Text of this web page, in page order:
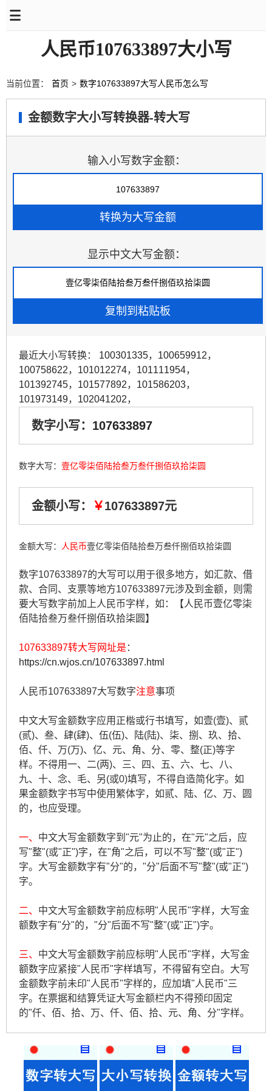
人民币107633897大小写
当前位置： 首页 > 数字107633897大写人民币怎么写
金额数字大小写转换器-转大写
输入小写数字金额：
显示中文大写金额：
最近大小写转换： 100301335， 100659912，
100758622， 101012274， 101111954，
101392745， 101577892， 101586203，
101973149， 102041202，
数字小写： 107633897
数字大写： 壹亿零柒佰陆拾叁万叁仟捌佰玖拾柒圆
金额小写： ￥107633897元
金额大写： 人民币壹亿零柒佰陆拾叁万叁仟捌佰玖拾柒圆
数字107633897的大写可以用于很多地方，如汇款、借
款、合同、支票等地方107633897元涉及到金额，则需
要大写数字前加上人民币字样，如：【人民币壹亿零柒
佰陆拾叁万叁仟捌佰玖拾柒圆】
107633897转大写网址是 ：
https://cn.wjos.cn/107633897.html
人民币107633897大写数字注意事项
中文大写金额数字应用正楷或行书填写，如壹(壹)、贰
(贰)、叁、肆(肆)、伍(伍)、陆(陆)、柒、捌、玖、拾、
佰、仟、万(万)、亿、元、角、分、零、整(正)等字
样。不得用一、二(两)、三、四、五、六、七、八、
九、十、念、毛、另(或0)填写，不得自造简化字。如
果金额数字书写中使用繁体字，如贰、陆、亿、万、圆
的，也应受理。
一、 中文大写金额数字到"元"为止的，在"元"之后，应
写"整"(或"正")字，在"角"之后，可以不写"整"(或"正")
字。大写金额数字有"分"的，"分"后面不写"整"(或"正")
字。
二、 中文大写金额数字前应标明"人民币"字样，大写金
额数字有"分"的，"分"后面不写"整"(或"正")字。
三、 中文大写金额数字前应标明"人民币"字样，大写金
额数字应紧接"人民币"字样填写，不得留有空白。大写
金额数字前未印"人民币"字样的，应加填"人民币"三
字。在票据和结算凭证大写金额栏内不得预印固定
的"仟、佰、拾、万、仟、佰、拾、元、角、分"字样。